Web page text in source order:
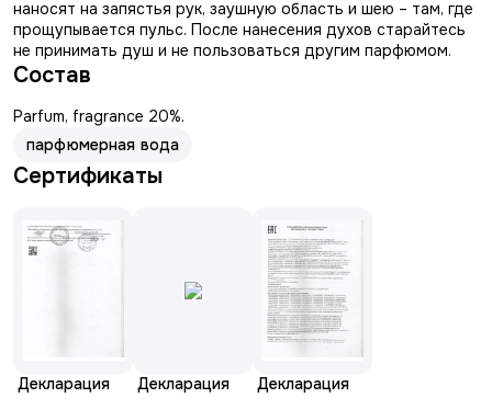
наносят на запястья рук, заушную область и шею – там, где
прощупывается пульс. После нанесения духов старайтесь
не принимать душ и не пользоваться другим парфюмом.
Состав
Parfum, fragrance 20%.
парфюмерная вода
Сертификаты
Декларация Декларация Декларация